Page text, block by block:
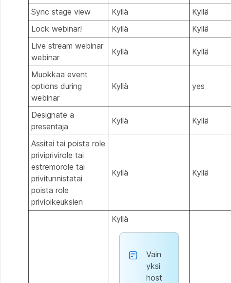
Sync stage view Kyllä Kyllä
Lock webinar!
Kyllä Kyllä
Live stream webinar
webinar
Kyllä Kyllä
Muokkaa event
options during
webinar
Kyllä yes
Designate a
presentaja
Kyllä Kyllä
Assitai tai poista role
priviprivirole tai
estremorole tai
privitunnistatai
poista role
privioikeuksien
Kyllä Kyllä
Kyllä
Vain
yksi
host